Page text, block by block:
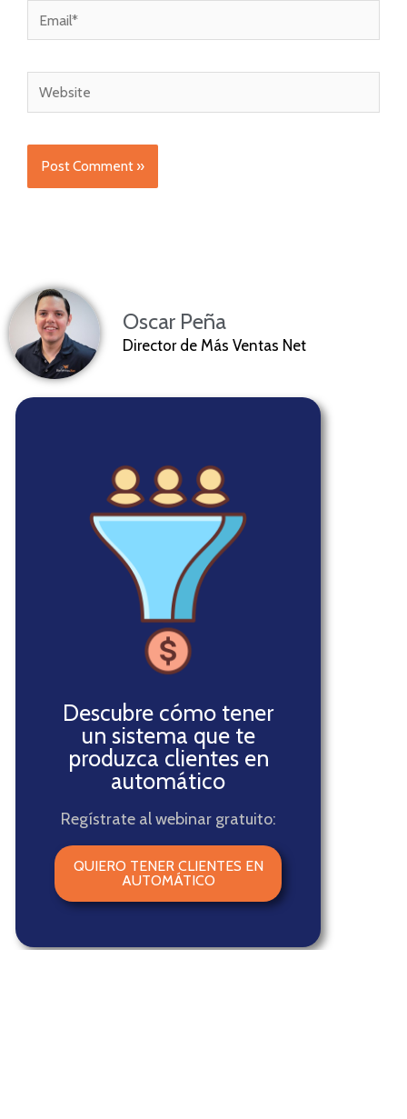
Email*
Website
Oscar Peña
Director de Más Ventas Net
Descubre cómo tener
un sistema que te
produzca clientes en
automático
Regístrate al webinar gratuito:
QUIERO TENER CLIENTES EN
AUTOMÁTICO